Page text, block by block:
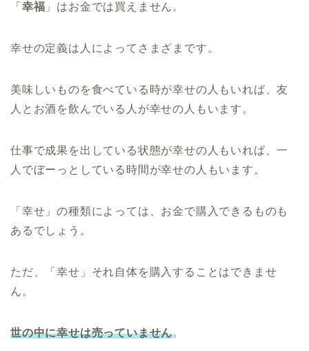
「 幸福 」はお金では買えません。
幸せの定義は人によってさまざまです。
美味しいものを食べている時が幸せの人もいれば、友
人とお酒を飲んでいる人が幸せの人もいます。
仕事で成果を出している状態が幸せの人もいれば、一
人でぼーっとしている時間が幸せの人もいます。
「幸せ」の種類によっては、お金で購入できるものも
あるでしょう。
ただ、「幸せ」それ自体を購入することはできませ
ん。
世の中に幸せは売っていません。